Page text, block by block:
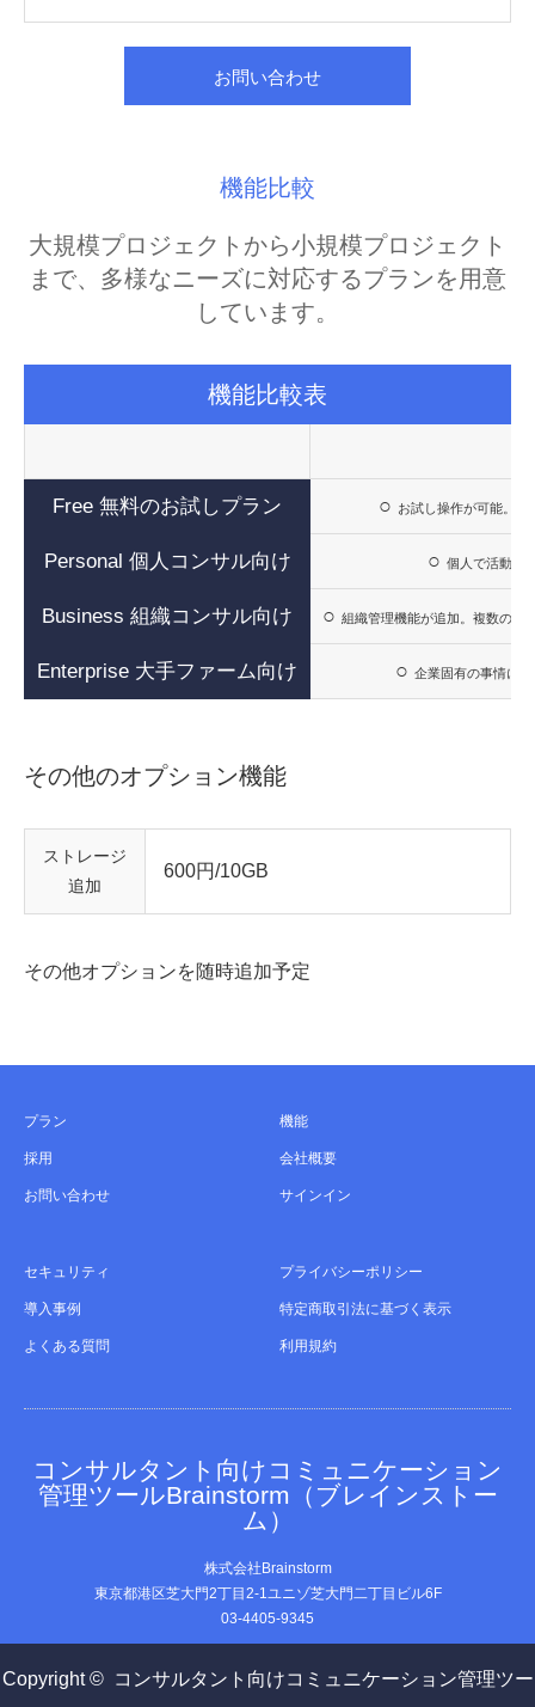
お問い合わせ
機能比較
大規模プロジェクトから小規模プロジェクト
まで、多様なニーズに対応するプランを用意
しています。
機能比較表
Free 無料のお試しプラン
Personal 個人コンサル向け
Business 組織コンサル向け
Enterprise 大手ファーム向け
○ お試し操作が可能。ク
○ 個人で活動さ
○ 組織管理機能が追加。複数のチ
○ 企業固有の事情に
その他のオプション機能
ストレージ
追加
600円/10GB
その他オプションを随時追加予定
プラン
採用
お問い合わせ
機能
会社概要
サインイン
セキュリティ
導入事例
よくある質問
プライバシーポリシー
特定商取引法に基づく表示
利用規約
コンサルタント向けコミュニケーション
管理ツールBrainstorm（ブレインストー
ム）
株式会社Brainstorm
東京都港区芝大門2丁目2-1ユニゾ芝大門二丁目ビル6F
03-4405-9345
Copyright © コンサルタント向けコミュニケーション管理ツー